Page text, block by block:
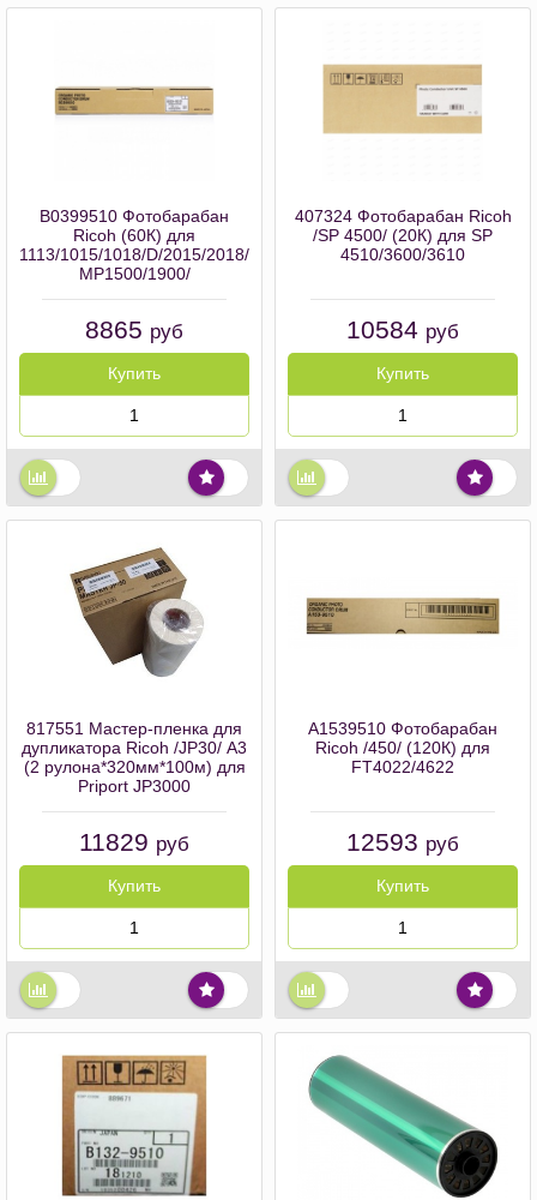
B0399510 Фотобарабан
Ricoh (60К) для
1113/1015/1018/D/2015/2018/D/2016/2020/D/3025/3030
MP1500/1900/
8865 руб
Купить
407324 Фотобарабан Ricoh
/SP 4500/ (20К) для SP
4510/3600/3610
10584 руб
Купить
817551 Мастер-пленка для
дупликатора Ricoh /JP30/ А3
(2 рулона*320мм*100м) для
Priport JP3000
11829 руб
Купить
A1539510 Фотобарабан
Ricoh /450/ (120К) для
FT4022/4622
12593 руб
Купить